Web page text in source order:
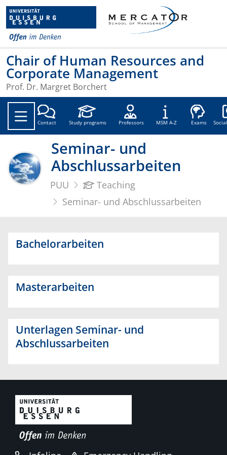
Chair of Human Resources and
Corporate Management
Prof. Dr. Margret Borchert
Contact Study programs Professors MSM A-Z Exams
Seminar- und
Abschlussarbeiten
PUU
Teaching
Seminar- und Abschlussarbeiten
Bachelorarbeiten
Masterarbeiten
Unterlagen Seminar- und
Abschlussarbeiten